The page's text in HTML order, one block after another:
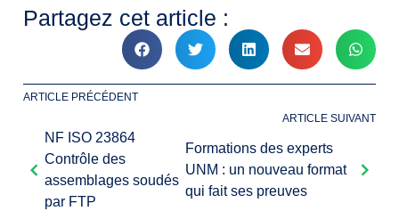
Partagez cet article :
ARTICLE PRÉCÉDENT
ARTICLE SUIVANT
NF ISO 23864
Contrôle des
assemblages soudés
par FTP
Formations des experts
UNM : un nouveau format
qui fait ses preuves